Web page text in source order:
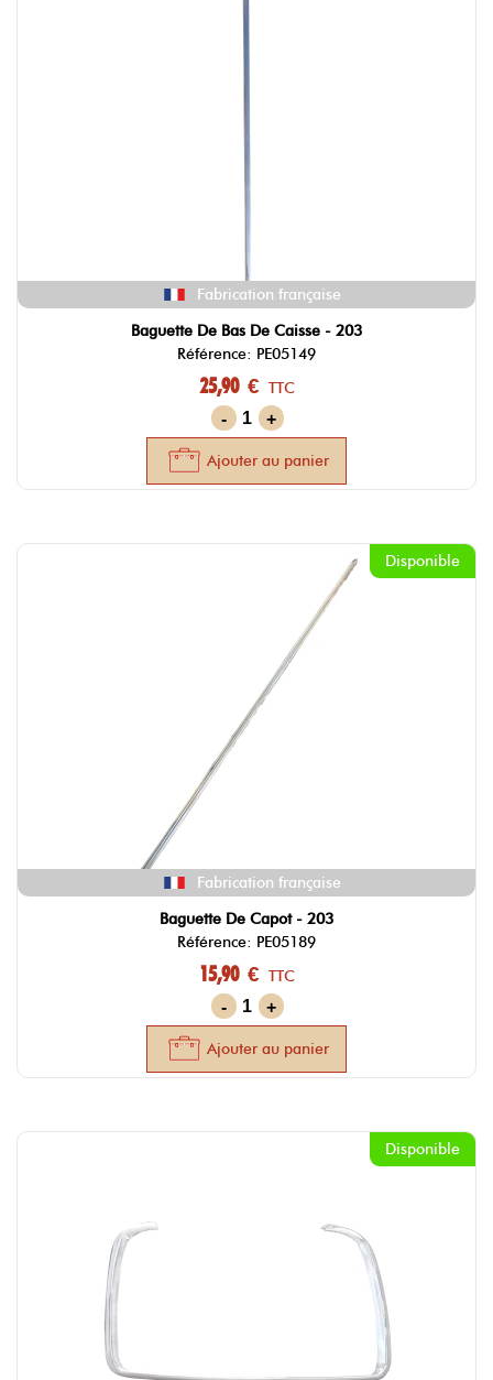
Fabrication française
Baguette De Bas De Caisse - 203
Référence: PE05149
25,90 € TTC
-
+
Ajouter au panier
Fabrication française
Disponible
Baguette De Capot - 203
Référence: PE05189
15,90 € TTC
-
+
Ajouter au panier
Disponible